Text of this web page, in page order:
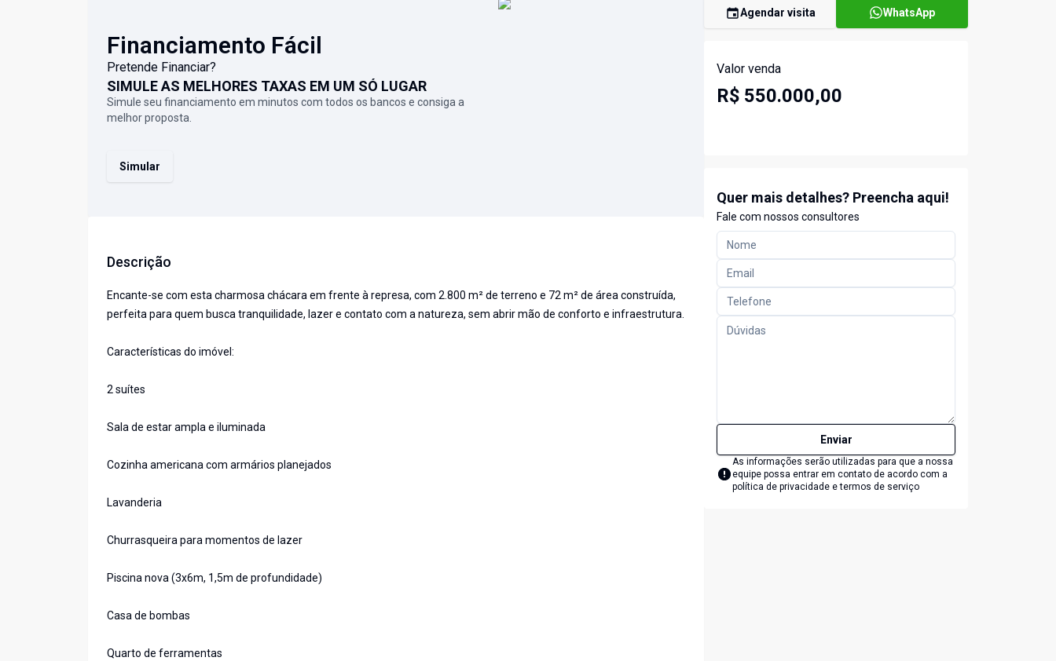
Financiamento Fácil
Pretende Financiar?
SIMULE AS MELHORES TAXAS EM UM SÓ LUGAR
Simule seu financiamento em minutos com todos os bancos e consiga a
melhor proposta.
Simular
Descrição
Encante-se com esta charmosa chácara em frente à represa, com 2.800 m² de terreno e 72 m² de área construída,
perfeita para quem busca tranquilidade, lazer e contato com a natureza, sem abrir mão de conforto e infraestrutura.
Características do imóvel:
2 suítes
Sala de estar ampla e iluminada
Cozinha americana com armários planejados
Lavanderia
Churrasqueira para momentos de lazer
Piscina nova (3x6m, 1,5m de profundidade)
Casa de bombas
Quarto de ferramentas
Agendar visita WhatsApp
Valor venda
R$ 550.000,00
Quer mais detalhes? Preencha aqui!
Fale com nossos consultores
Enviar
As informações serão utilizadas para que a nossa
equipe possa entrar em contato de acordo com a
política de privacidade e termos de serviço